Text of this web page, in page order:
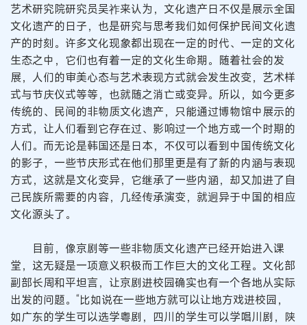
艺术研究院研究员吴祚来认为，文化遗产日不仅是展示全国
文化遗产的日子，也是研究与思考我们如何保护民间文化遗
产的时刻。许多文化现象都出现在一定的时代、一定的文化
生态之中，它们也有着一定的文化生命期。随着社会的发
展，人们的审美心态与艺术表现方式就会发生改变，艺术样
式与节庆仪式等等，也就随之消亡或变异。所以，如今更多
传统的、民间的非物质文化遗产，只能通过博物馆中展示的
方式，让人们看到它存在过、影响过一个地方或一个时期的
人们。而无论是韩国还是日本，不仅可以看到中国传统文化
的影子，一些节庆形式在他们那里更是有了新的内涵与表现
方式，这就是文化变异，它继承了一些内涵，却又加进了自
己民族所需要的内容，几经传承演变，就迥异于中国的相应
文化源头了。
目前，像京剧等一些非物质文化遗产已经开始进入课
堂，这无疑是一项意义积极而工作巨大的文化工程。文化部
副部长周和平坦言，让京剧进校园确实也有一个各地从实际
出发的问题。“比如说在一些地方就可以让地方戏进校园，
如广东的学生可以选学粤剧，四川的学生可以学唱川剧，陕